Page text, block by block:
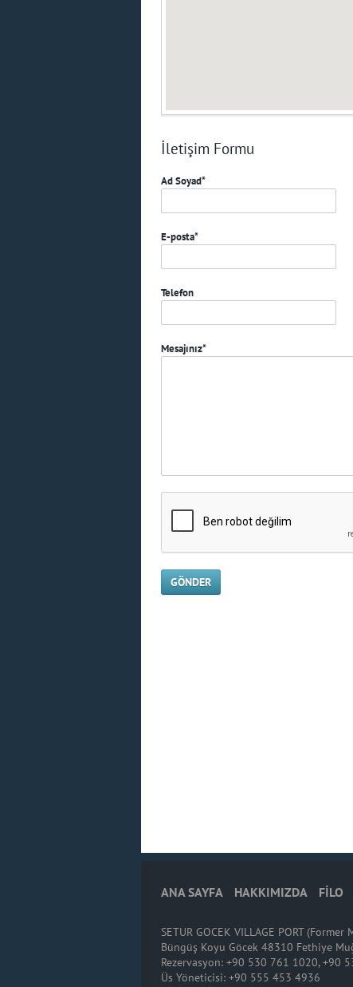
İletişim Formu
Ad Soyad*
E-posta*
Telefon
Mesajınız*
ANA SAYFA HAKKIMIZDA FİLO
SETUR GOCEK VILLAGE PORT
Büngüş Koyu Göcek 48310 Fethiye
Rezervasyon: +90 530 761 1020, +90
Üs Yöneticisi: +90 555 453 4936